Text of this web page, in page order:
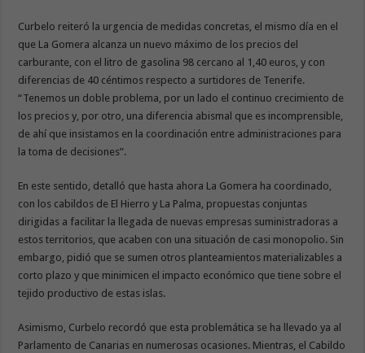
Curbelo reiteró la urgencia de medidas concretas, el mismo día en el
que La Gomera alcanza un nuevo máximo de los precios del
carburante, con el litro de gasolina 98 cercano al 1,40 euros, y con
diferencias de 40 céntimos respecto a surtidores de Tenerife.
“Tenemos un doble problema, por un lado el continuo crecimiento de
los precios y, por otro, una diferencia abismal que es incomprensible,
de ahí que insistamos en la coordinación entre administraciones para
la toma de decisiones”.
En este sentido, detalló que hasta ahora La Gomera ha coordinado,
con los cabildos de El Hierro y La Palma, propuestas conjuntas
dirigidas a facilitar la llegada de nuevas empresas suministradoras a
estos territorios, que acaben con una situación de casi monopolio. Sin
embargo, pidió que se sumen otros planteamientos materializables a
corto plazo y que minimicen el impacto económico que tiene sobre el
tejido productivo de estas islas.
Asimismo, Curbelo recordó que esta problemática se ha llevado ya al
Parlamento de Canarias en numerosas ocasiones. Mientras, el Cabildo